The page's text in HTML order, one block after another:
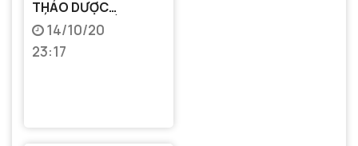
THẢO DƯỢC
TẮM DẠNG TÚI
LỌC SỬ DỤNG
PHÒNG VÀ TRỊ
14/10/20
23:17